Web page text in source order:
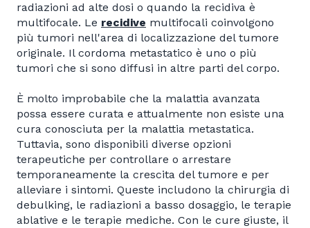
radiazioni ad alte dosi o quando la recidiva è
multifocale. Le recidive multifocali coinvolgono
più tumori nell'area di localizzazione del tumore
originale. Il cordoma metastatico è uno o più
tumori che si sono diffusi in altre parti del corpo.
È molto improbabile che la malattia avanzata
possa essere curata e attualmente non esiste una
cura conosciuta per la malattia metastatica.
Tuttavia, sono disponibili diverse opzioni
terapeutiche per controllare o arrestare
temporaneamente la crescita del tumore e per
alleviare i sintomi. Queste includono la chirurgia di
debulking, le radiazioni a basso dosaggio, le terapie
ablative e le terapie mediche. Con le cure giuste, il